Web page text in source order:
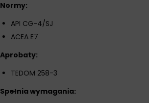
Normy:
API CG-4/SJ
ACEA E7
Aprobaty:
TEDOM 258-3
Spełnia wymagania: